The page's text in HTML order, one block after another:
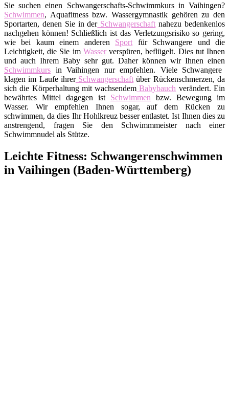
Sie suchen einen Schwangerschafts-Schwimmkurs in Vaihingen?
Schwimmen, Aquafitness bzw. Wassergymnastik gehören zu den
Sportarten, denen Sie in derSchwangerschaft nahezu bedenkenlos
nachgehen können! Schließlich ist das Verletzungsrisiko so gering,
wie bei kaum einem anderen Sport für Schwangere und die
Leichtigkeit, die Sie imWasserverspüren, beflügelt. Dies tut Ihnen
und auch Ihrem Baby sehr gut. Daher können wir Ihnen einen
Schwimmkurs in Vaihingen nur empfehlen. Viele Schwangere
klagen im Laufe ihrerSchwangerschaft über Rückenschmerzen, da
sich die Körperhaltung mit wachsendem Babybauch verändert. Ein
bewährtes Mittel dagegen ist Schwimmen bzw. Bewegung im
Wasser. Wir empfehlen Ihnen sogar, auf dem Rücken zu
schwimmen, da dies Ihr Hohlkreuz besser entlastet. Ist Ihnen dies zu
anstrengend, fragen Sie den Schwimmmeister nach einer
Schwimmnudel als Stütze.
Leichte Fitness: Schwangerenschwimmen
in Vaihingen (Baden-Württemberg)